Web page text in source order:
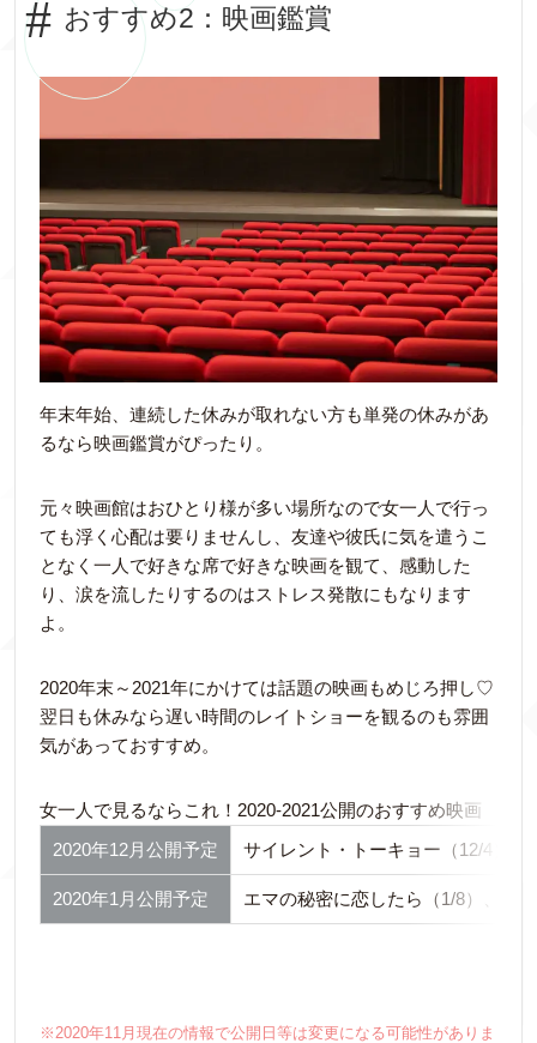
おすすめ2：映画鑑賞
年末年始、連続した休みが取れない方も単発の休みがあ
るなら映画鑑賞がぴったり。
元々映画館はおひとり様が多い場所なので女一人で行っ
ても浮く心配は要りませんし、友達や彼氏に気を遣うこ
となく一人で好きな席で好きな映画を観て、感動した
り、涙を流したりするのはストレス発散にもなります
よ。
2020年末～2021年にかけては話題の映画もめじろ押し♡
翌日も休みなら遅い時間のレイトショーを観るのも雰囲
気があっておすすめ。
女一人で見るならこれ！2020-2021公開のおすすめ映画
2020年12月公開予定
サイレント・トーキョー（12/4）
2020年1月公開予定 エマの秘密に恋したら（1/8）、ザ
※2020年11月現在の情報で公開日等は変更になる可能性がありま